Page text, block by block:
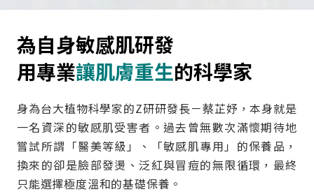
為自身敏感肌研發
用專業讓肌膚重生的科學家
身為台大植物科學家的Z研研發長－蔡芷妤，本身就是
一名資深的敏感肌受害者。過去曾無數次滿懷期待地
嘗試所謂「醫美等級」、「敏感肌專用」的保養品，
換來的卻是臉部發燙、泛紅與冒痘的無限循環，最終
只能選擇極度溫和的基礎保養。